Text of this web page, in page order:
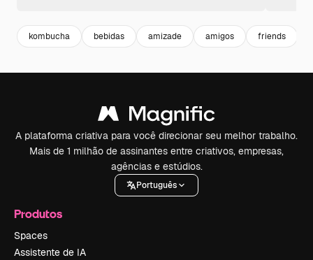
kombucha bebidas amizade amigos friends
A plataforma criativa para você direcionar seu melhor trabalho.
Mais de 1 milhão de assinantes entre criativos, empresas,
agências e estúdios.
Português
Produtos
Spaces
Assistente de IA